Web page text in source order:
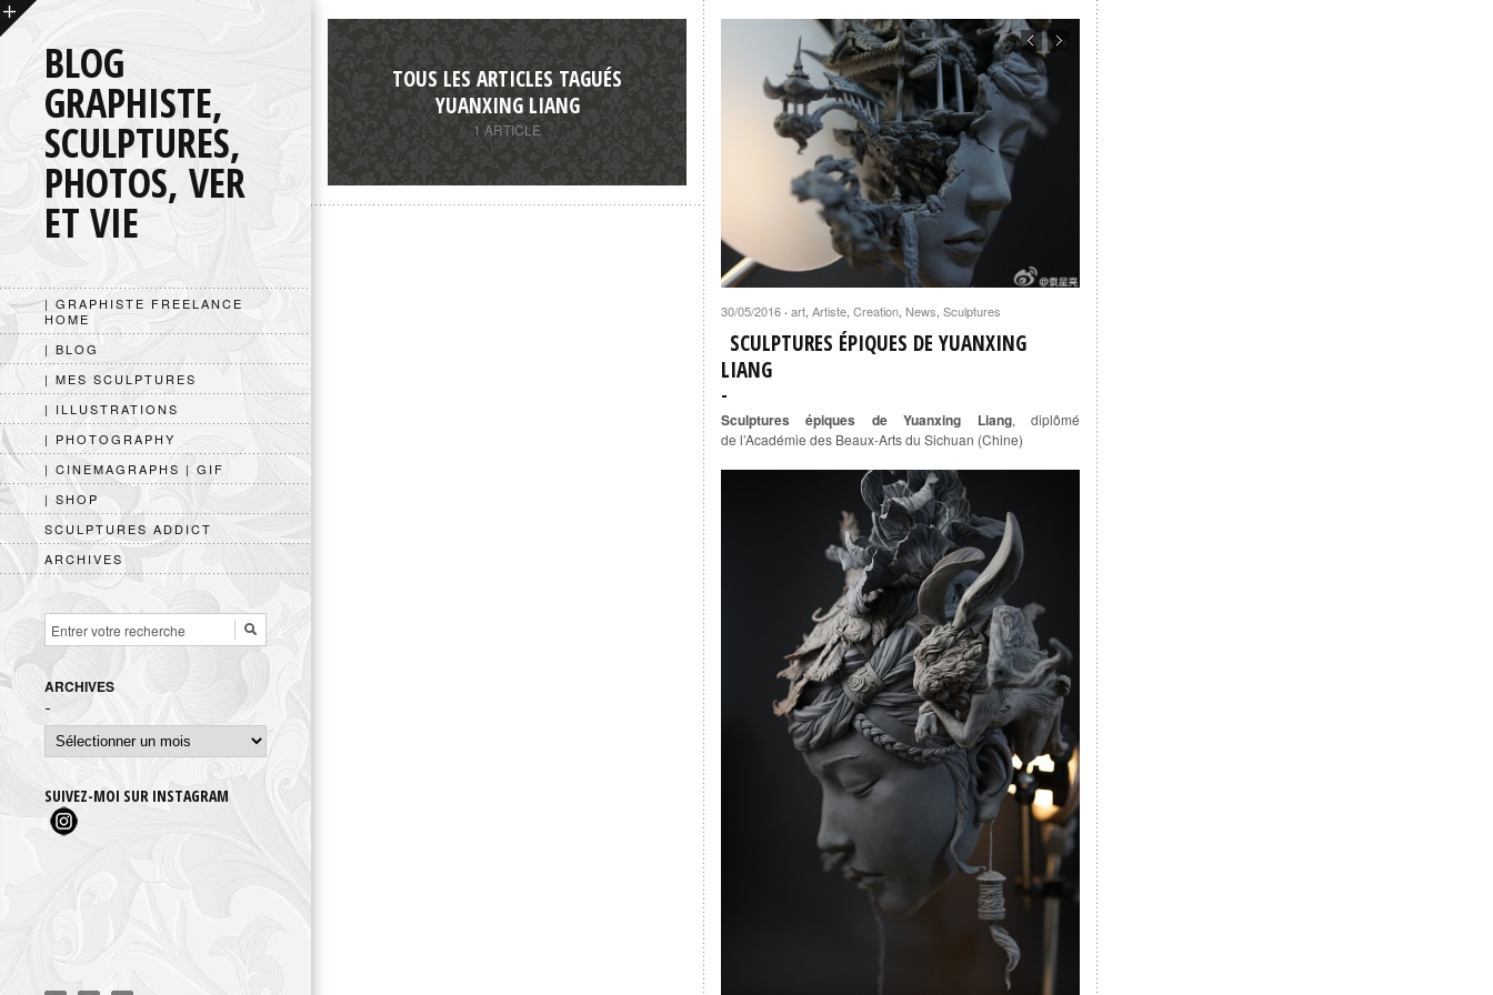
BLOG
GRAPHISTE,
SCULPTURES,
PHOTOS, VER
ET VIE
| GRAPHISTE FREELANCE
HOME
| BLOG
| MES SCULPTURES
| ILLUSTRATIONS
| PHOTOGRAPHY
| CINEMAGRAPHS | GIF
| SHOP
SCULPTURES ADDICT
ARCHIVES
ARCHIVES
Archives
SUIVEZ-MOI SUR INSTAGRAM
TOUS LES ARTICLES TAGUÉS
YUANXING LIANG
1 ARTICLE
30/05/2016 · art, Artiste, Creation, News, Sculptures
SCULPTURES ÉPIQUES DE YUANXING
LIANG
Sculptures épiques de Yuanxing Liang,diplômé
de l’Académie des Beaux-Arts du Sichuan (Chine)